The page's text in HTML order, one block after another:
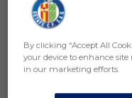
By clicking “Accept All
your device to enhance
in our marketing efforts.